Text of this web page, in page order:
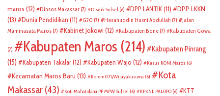
maros (12) Dinsos Makassar (7) Disdik Sulsel (6) DPP LANTIK(11)
DPP LKKN
(13)
Dunia Pendidikan (11) G20 (7) Hasanuddin Husni Abdullah (7)
Jalan
Maminasata Maros (7) Kabinet Jokowi (12) Kabupaten Bone (7) Kabupaten Gowa
(7) Kabupaten Maros (214)
Kabupaten Pinrang
(15)
Kabupaten Takalar(12) Kabupaten Wajo (12) Kasus KONI Maros (6)
Kecamatan Maros Baru (13) Korem 071/Wijayakusuma (6)
Kota
Makassar (43) Koti Mahatidana PP MPW Sulsel (6) KPKNL PALOPO (6)
KTT